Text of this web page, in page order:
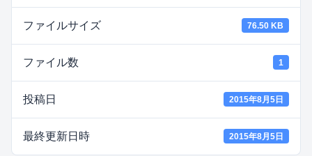
ファイルサイズ 76.50 KB
ファイル数 1
投稿日 2015年8月5日
最終更新日時 2015年8月5日